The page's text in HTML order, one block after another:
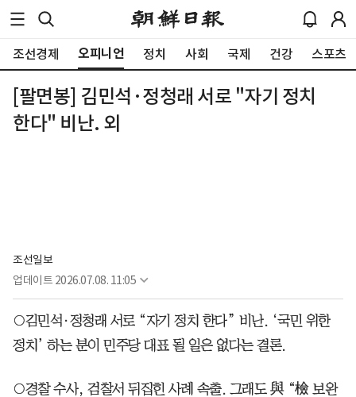
조선경제 오피니언 정치 사회 국제 건강 스포츠
[팔면봉] 김민석·정청래 서로 "자기 정치
한다" 비난. 외
조선일보
업데이트 2026.07.08. 11:05
○김민석·정청래 서로 “자기 정치 한다” 비난. ‘국민 위한
정치’ 하는 분이 민주당 대표 될 일은 없다는 결론.
○경찰 수사, 검찰서 뒤집힌 사례 속출. 그래도 與 “檢 보완